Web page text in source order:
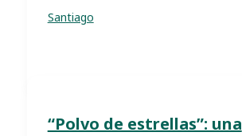
Santiago
“Polvo de estrellas”: una